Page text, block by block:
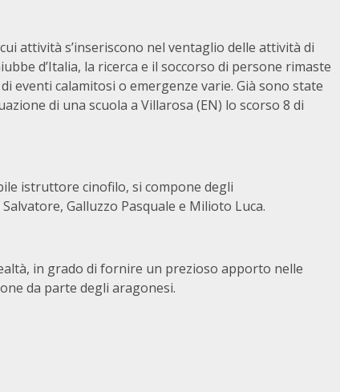
attività s’inseriscono nel ventaglio delle attività di
d’Italia, la ricerca e il soccorso di persone rimaste
eventi calamitosi o emergenze varie. Già sono state
di una scuola a Villarosa (EN) lo scorso 8 di
istruttore cinofilo, si compone degli
Galluzzo Pasquale e Milioto Luca.
in grado di fornire un prezioso apporto nelle
da parte degli aragonesi.